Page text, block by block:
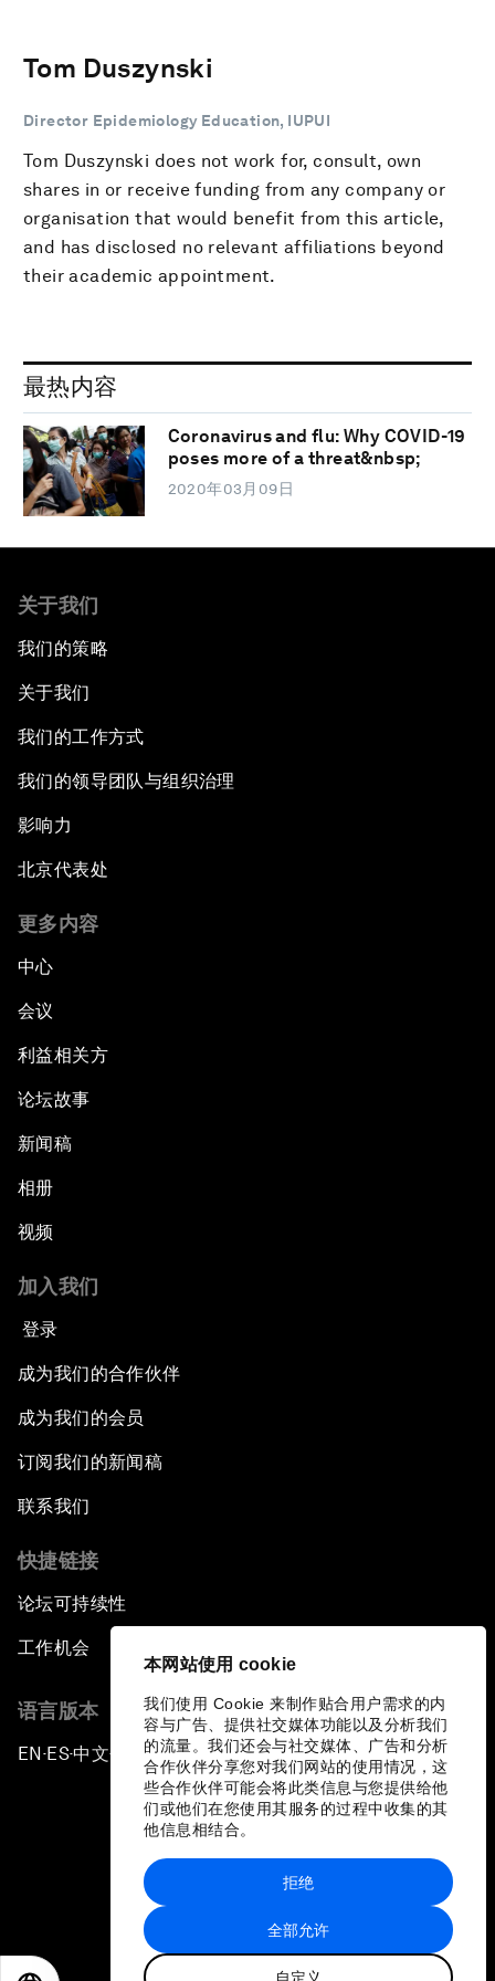
本网站使用 cookie
我们使用 Cookie 来制作贴合用户需求的内
容与广告、提供社交媒体功能以及分析我们
的流量。我们还会与社交媒体、广告和分析
合作伙伴分享您对我们网站的使用情况，这
些合作伙伴可能会将此类信息与您提供给他
们或他们在您使用其服务的过程中收集的其
他信息相结合。
全部允许
自定义
拒绝
Tom Duszynski
Director Epidemiology Education, IUPUI
Tom Duszynski does not work for, consult, own
shares in or receive funding from any company or
organisation that would benefit from this article,
and has disclosed no relevant affiliations beyond
their academic appointment.
最热内容
Coronavirus and flu: Why COVID-19
poses more of a threat&nbsp;
2020年03月09日
关于我们
我们的策略
关于我们
我们的工作方式
我们的领导团队与组织治理
影响力
北京代表处
更多内容
中心
会议
利益相关方
论坛故事
新闻稿
相册
视频
加入我们
登录
成为我们的合作伙伴
成为我们的会员
订阅我们的新闻稿
联系我们
快捷链接
论坛可持续性
工作机会
语言版本
EN ▪ES▪中文▪ 日本語
站点地图